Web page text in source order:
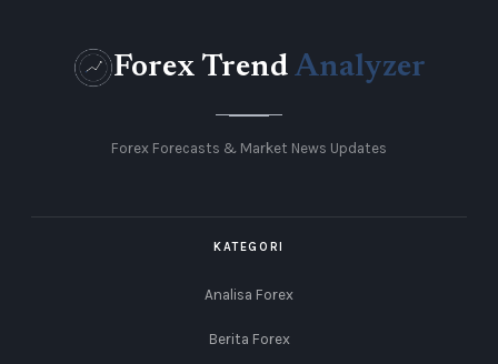
Forex Trend Analyzer
Forex Forecasts & Market News Updates
KATEGORI
Analisa Forex
Berita Forex